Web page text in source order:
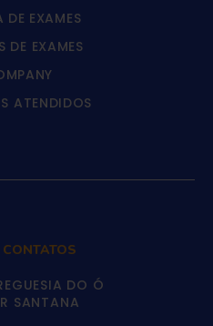
DO Ó
SANTANA
DE EXAMES
DE EXAMES
ATENDIDOS